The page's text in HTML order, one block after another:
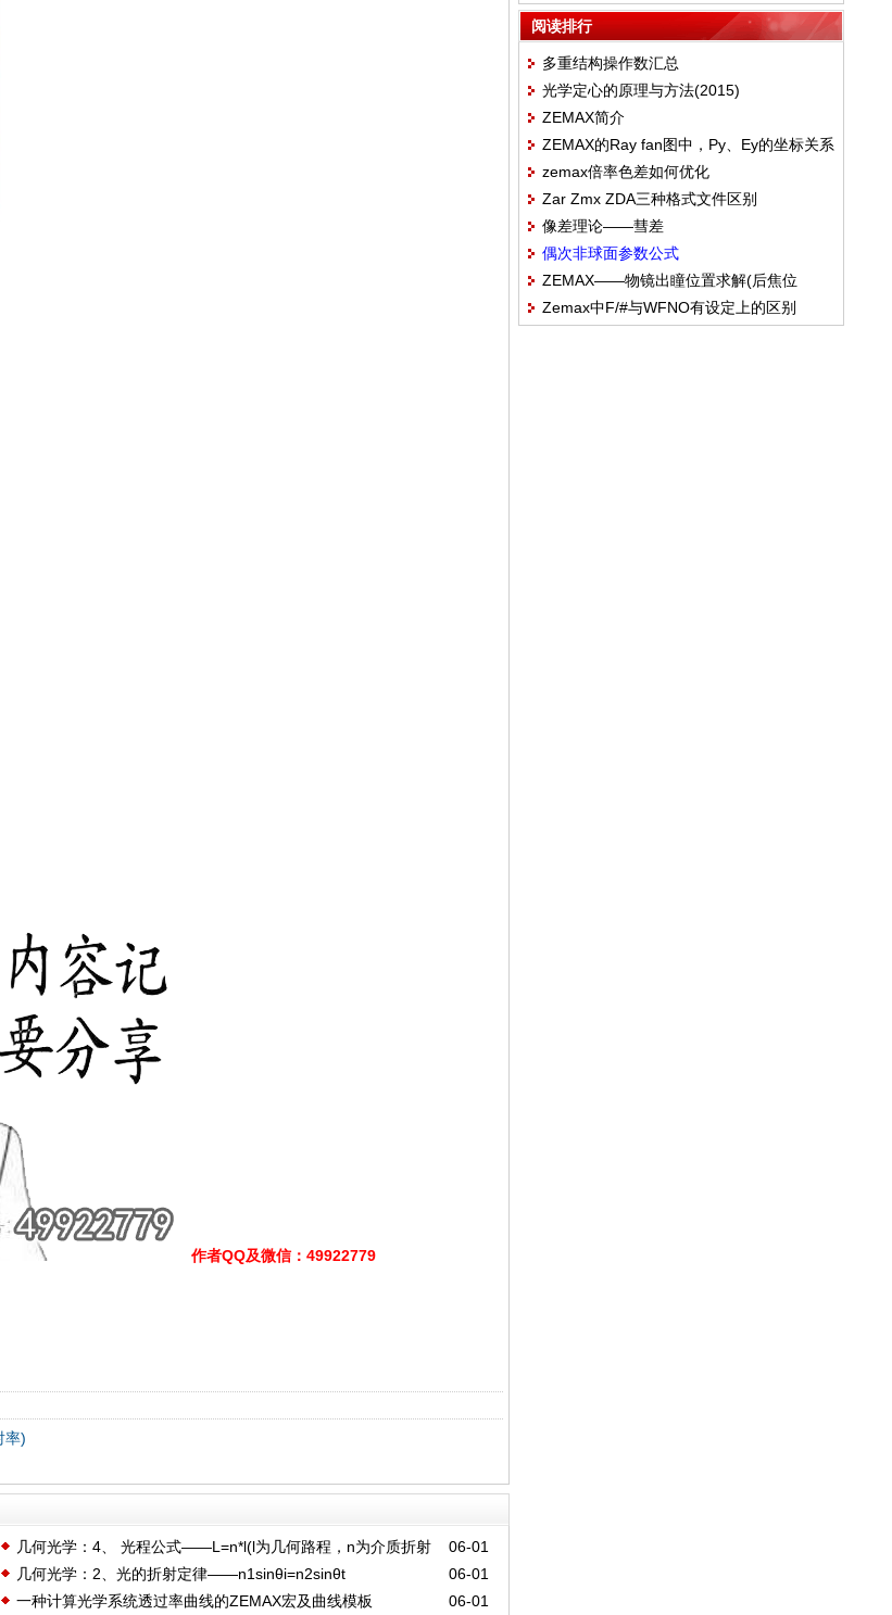
作者QQ及微信：49922779
率)
06-01
几何光学：4、 光程公式——L=n*l(l为几何路程，n为介质折射
率)
06-01
几何光学：2、光的折射定律——n1sinθi=n2sinθt
06-01
一种计算光学系统透过率曲线的ZEMAX宏及曲线模板
DIFF(真实光线追迹组合)
阅读排行
多重结构操作数汇总
光学定心的原理与方法(2015)
ZEMAX简介
ZEMAX的Ray fan图中，Py、Ey的坐标关系
如何理解？
zemax倍率色差如何优化
Zar Zmx ZDA三种格式文件区别
像差理论——彗差
偶次非球面参数公式
ZEMAX——物镜出瞳位置求解(后焦位
置)BFP=齐焦距离-(入瞳距离-光学总长)
Zemax中F/#与WFNO有设定上的区别